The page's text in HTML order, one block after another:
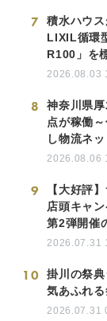
7
積水ハウ
LIXIL循環
R100」を
2026.08.03
8
神奈川県
点が稼働
し物流ネ
2026.08.06
9
【大好評
店頭キャ
第2弾開催
2026.07.31
10
掛川の祭
気あふれ
2026.07.31